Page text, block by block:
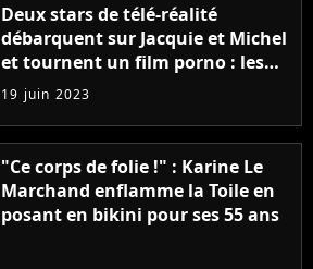
Deux stars de télé-réalité
débarquent sur Jacquie et Michel
et tournent un film porno : les
premières images du tournage
(exclu)
19 juin 2023
"Ce corps de folie !" : Karine Le
Marchand enflamme la Toile en
posant en bikini pour ses 55 ans